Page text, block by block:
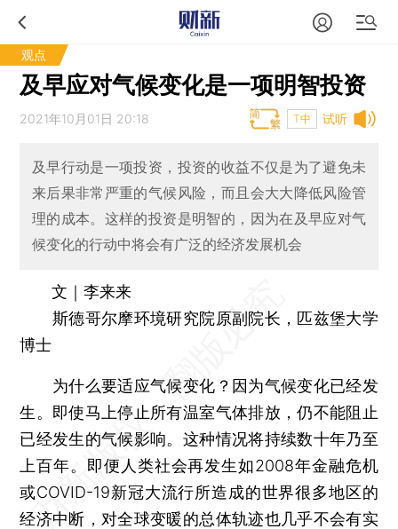
观点
及早应对气候变化是一项明智投资
试听
2021年10月01日 20:18 T中
及早行动是一项投资，投资的收益不仅是为了避免未
来后果非常严重的气候风险，而且会大大降低风险管
理的成本。这样的投资是明智的，因为在及早应对气
候变化的行动中将会有广泛的经济发展机会
文｜李来来
斯德哥尔摩环境研究院原副院长，匹兹堡大学
博士
为什么要适应气候变化？因为气候变化已经发
生。即使马上停止所有温室气体排放，仍不能阻止
已经发生的气候影响。这种情况将持续数十年乃至
上百年。即便人类社会再发生如2008年金融危机
或COVID-19新冠大流行所造成的世界很多地区的
经济中断，对全球变暖的总体轨迹也几乎不会有实